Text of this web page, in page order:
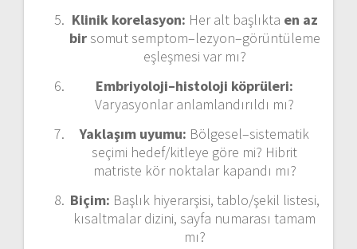
Klinik korelasyon: Her alt başlıkta en az
birsomut semptom–lezyon–görüntüleme
eşleşmesi var mı?
Embriyoloji–histoloji köprüleri:
Varyasyonlar anlamlandırıldı mı?
Yaklaşım uyumu: Bölgesel–sistematik
seçimi hedef/kitleye göre mi? Hibrit
matriste kör noktalar kapandı mı?
Biçim: Başlık hiyerarşisi, tablo/şekil listesi,
kısaltmalar dizini, sayfa numarası tamam
mı?